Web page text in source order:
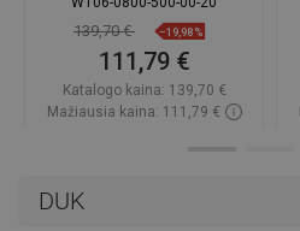
DUK
139,70 € −19,98%
111,79 €
Katalogo kaina: 139,70 €
Mažiausia kaina: 111,79 €